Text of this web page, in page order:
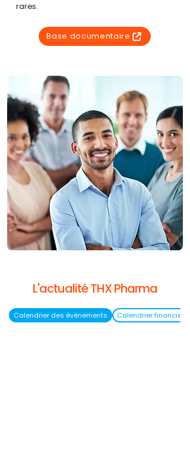
rares.
Base documentaire
L'actualité THX Pharma
Calendrier des événements Calendrier financier